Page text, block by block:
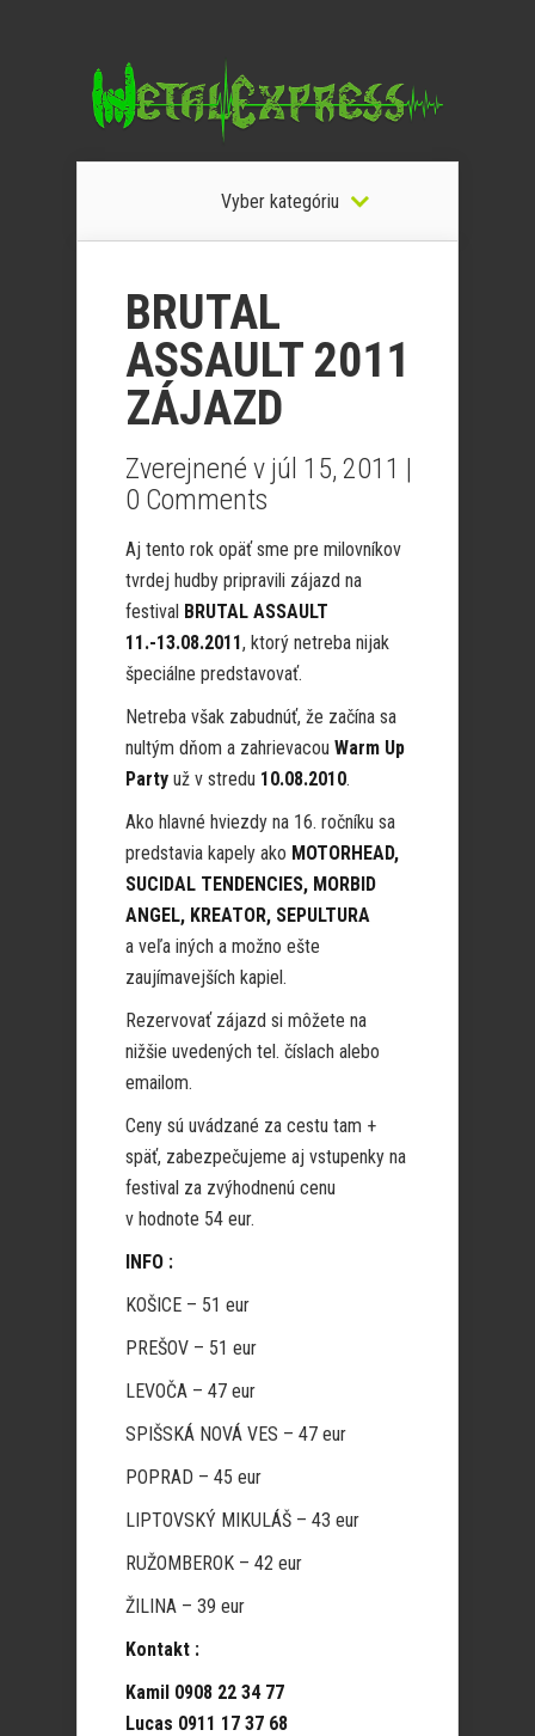
Vyber kategóriu
BRUTAL
ASSAULT 2011
ZÁJAZD
Zverejnené v júl 15, 2011 |
0 Comments
Aj tento rok opäť sme pre milovníkov
tvrdej hudby pripravili zájazd na
festival BRUTAL ASSAULT
11.-13.08.2011, ktorý netreba nijak
špeciálne predstavovať.
Netreba však zabudnúť, že začína sa
nultým dňom a zahrievacou Warm Up
Party už v stredu 10.08.2010.
Ako hlavné hviezdy na 16. ročníku sa
predstavia kapely ako MOTORHEAD,
SUCIDAL TENDENCIES, MORBID
ANGEL, KREATOR, SEPULTURA
a veľa iných a možno ešte
zaujímavejších kapiel.
Rezervovať zájazd si môžete na
nižšie uvedených tel. číslach alebo
emailom.
Ceny sú uvádzané za cestu tam +
späť, zabezpečujeme aj vstupenky na
festival za zvýhodnenú cenu
v hodnote 54 eur.
INFO :
KOŠICE – 51 eur
PREŠOV – 51 eur
LEVOČA – 47 eur
SPIŠSKÁ NOVÁ VES – 47 eur
POPRAD – 45 eur
LIPTOVSKÝ MIKULÁŠ – 43 eur
RUŽOMBEROK – 42 eur
ŽILINA – 39 eur
Kontakt :
Kamil 0908 22 34 77
Lucas 0911 17 37 68